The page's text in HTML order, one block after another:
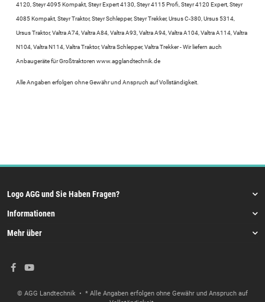
4120, Steyr 4095 Kompakt, Steyr Expert 4130, Steyr 4115 Profi, Steyr 4120 Expert, Steyr
4085 Kompakt, Steyr Traktor, Steyr Schlepper, Steyr Trekker, Ursus C-380, Ursus 5314,
Ursus Traktor, Valtra A74, Valtra A84, Valtra A93, Valtra A94, Valtra A104, Valtra A114, Valtra
N104, Valtra N114, Valtra Traktor, Valtra Schlepper, Valtra Trekker - Wir liefern auch
Anbaugeräte für Großtraktoren www.agglandtechnik.de
Alle Angaben erfolgen ohne Gewähr und Anspruch auf Vollständigkeit.
Logo AGG und Sie Haben Fragen?
Informationen
Mehr über
© AGG Landtechnik • * Alle Angaben erfolgen ohne Gewähr und Anspruch auf